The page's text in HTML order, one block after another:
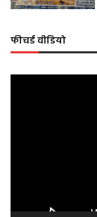
फीचर्ड वीडियो